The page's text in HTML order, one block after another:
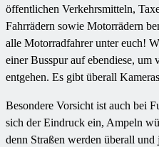
öffentlichen Verkehrsmitteln,
Fahrrädern sowie Motorrädern
alle Motorradfahrer unter euch!
einer Busspur auf ebendiese, um
entgehen. Es gibt überall
Besondere Vorsicht ist auch bei
sich der Eindruck ein, Ampeln
denn Straßen werden überall und